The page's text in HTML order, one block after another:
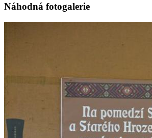
Náhodná fotogalerie